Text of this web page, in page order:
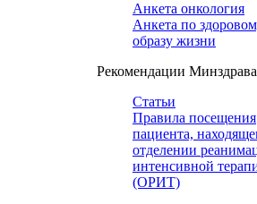
Анкета онкология
Анкета по
образу жизни
Рекомендации Минздрава
Статьи
Правила посещения
пациента,
отделении
интенсивной
(ОРИТ)